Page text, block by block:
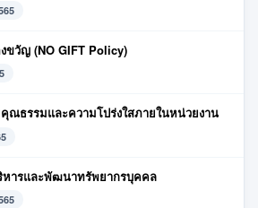
ขวัญ (NO GIFT Policy)
คุณธรรมและความโปร่งใสภายในหน่วยงาน
ารและพัฒนาทรัพยากรบุคคล